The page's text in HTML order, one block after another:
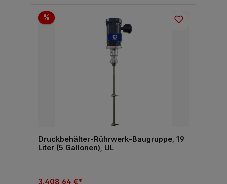
%
Druckbehälter-Rührwerk-Baugruppe, 19
Liter (5 Gallonen), UL
3.408,64 €*